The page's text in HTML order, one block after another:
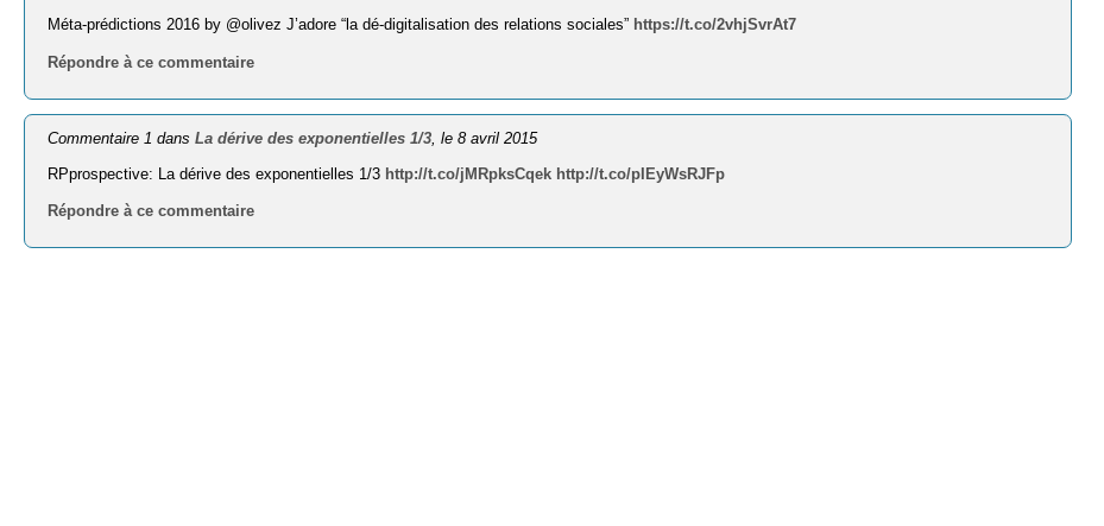
Méta-prédictions 2016 by @olivez J’adore “la dé-digitalisation des relations sociales” https://t.co/2vhjSvrAt7
Répondre à ce commentaire
Commentaire 1 dansLa dérive des exponentielles 1/3 , le 8 avril 2015
RPprospective: La dérive des exponentielles 1/3 http://t.co/jMRpksCqek http://t.co/pIEyWsRJFp
Répondre à ce commentaire